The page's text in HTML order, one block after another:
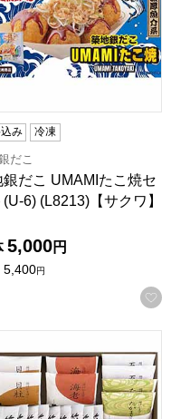
りに登録する
み 冷凍
だこ
銀だこ UMAMIたこ焼セ
(U-6) (L8213)【サクワ】
5,000円
5,400円
いしいお取り寄せ】